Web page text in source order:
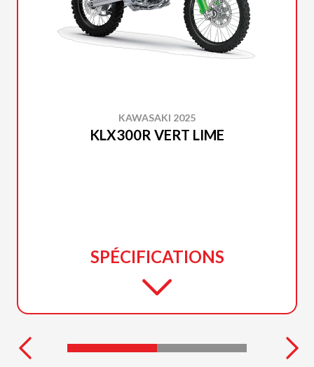
KAWASAKI 2025
KLX300R VERT LIME
SPÉCIFICATIONS